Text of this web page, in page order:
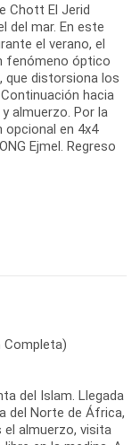
Chott El Jerid
del mar. En este
el verano, el
fenómeno óptico
que distorsiona los
hacia
almuerzo. Por la
opcional en 4x4
Ejmel. Regreso
Completa)
del Islam. Llegada
del Norte de África,
el almuerzo, visita